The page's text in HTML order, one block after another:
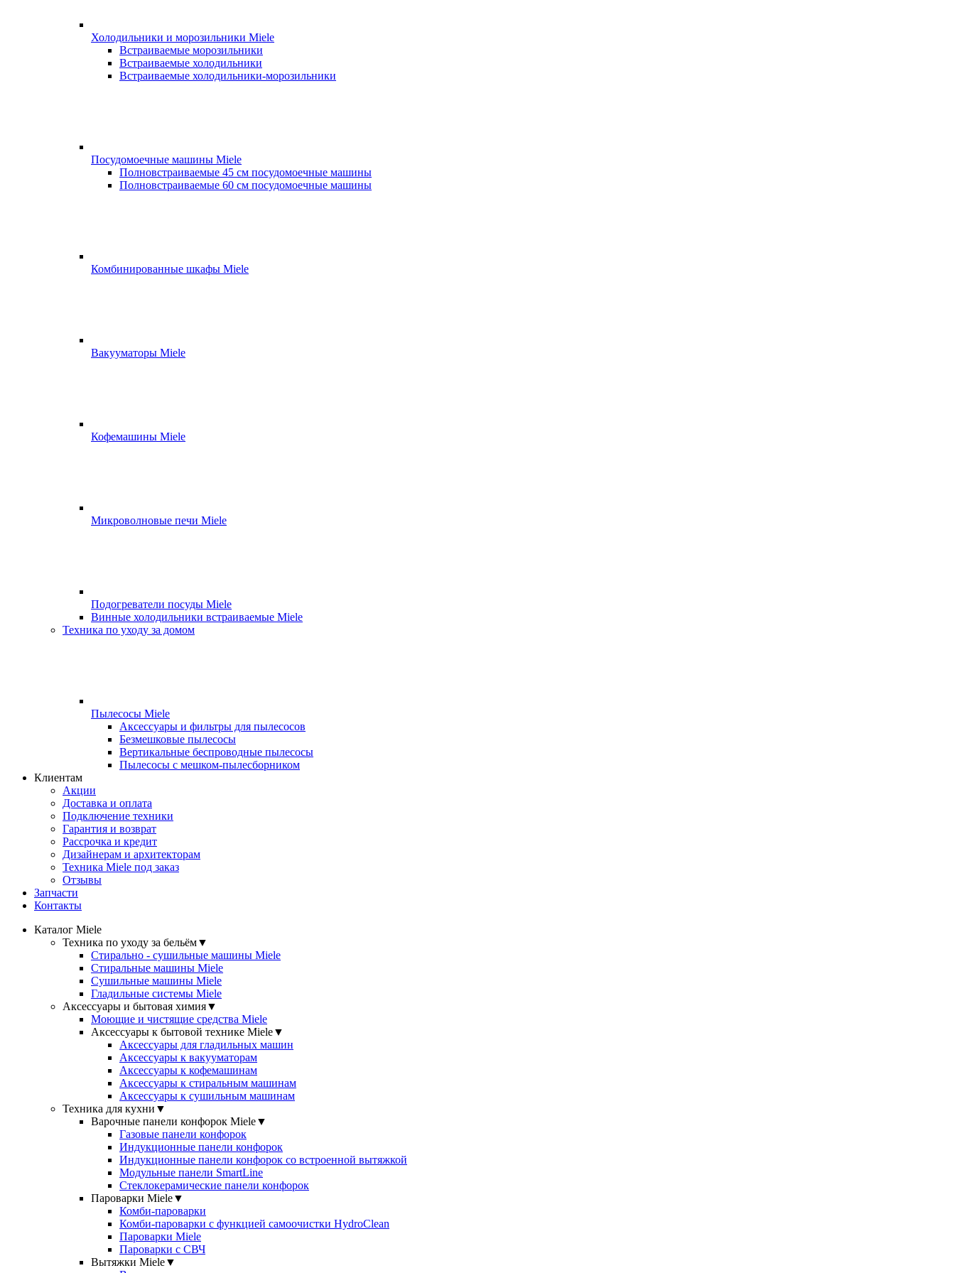
Холодильники и морозильники Miele
Встраиваемые морозильники
Встраиваемые холодильники
Встраиваемые холодильники-морозильники
Посудомоечные машины Miele
Полновстраиваемые 45 см посудомоечные машины
Полновстраиваемые 60 см посудомоечные машины
Комбинированные шкафы Miele
Вакууматоры Miele
Кофемашины Miele
Микроволновые печи Miele
Подогреватели посуды Miele
Винные холодильники встраиваемые Miele
Техника по уходу за домом
Пылесосы Miele
Аксессуары и фильтры для пылесосов
Безмешковые пылесосы
Вертикальные беспроводные пылесосы
Пылесосы с мешком-пылесборником
Клиентам
Акции
Доставка и оплата
Подключение техники
Гарантия и возврат
Рассрочка и кредит
Дизайнерам и архитекторам
Техника Miele под заказ
Отзывы
Запчасти
Контакты
Каталог Miele
Техника по уходу за бельём▼
Стирально - сушильные машины Miele
Стиральные машины Miele
Сушильные машины Miele
Гладильные системы Miele
Аксессуары и бытовая химия▼
Моющие и чистящие средства Miele
Аксессуары к бытовой технике Miele▼
Аксессуары для гладильных машин
Аксессуары к вакууматорам
Аксессуары к кофемашинам
Аксессуары к стиральным машинам
Аксессуары к сушильным машинам
Техника для кухни ▼
Варочные панели конфорок Miele▼
Газовые панели конфорок
Индукционные панели конфорок
Индукционные панели конфорок со встроенной вытяжкой
Модульные панели SmartLine
Стеклокерамические панели конфорок
Пароварки Miele▼
Комби-пароварки
Комби-пароварки с функцией самоочистки HydroClean
Пароварки Miele
Пароварки с СВЧ
Вытяжки Miele▼